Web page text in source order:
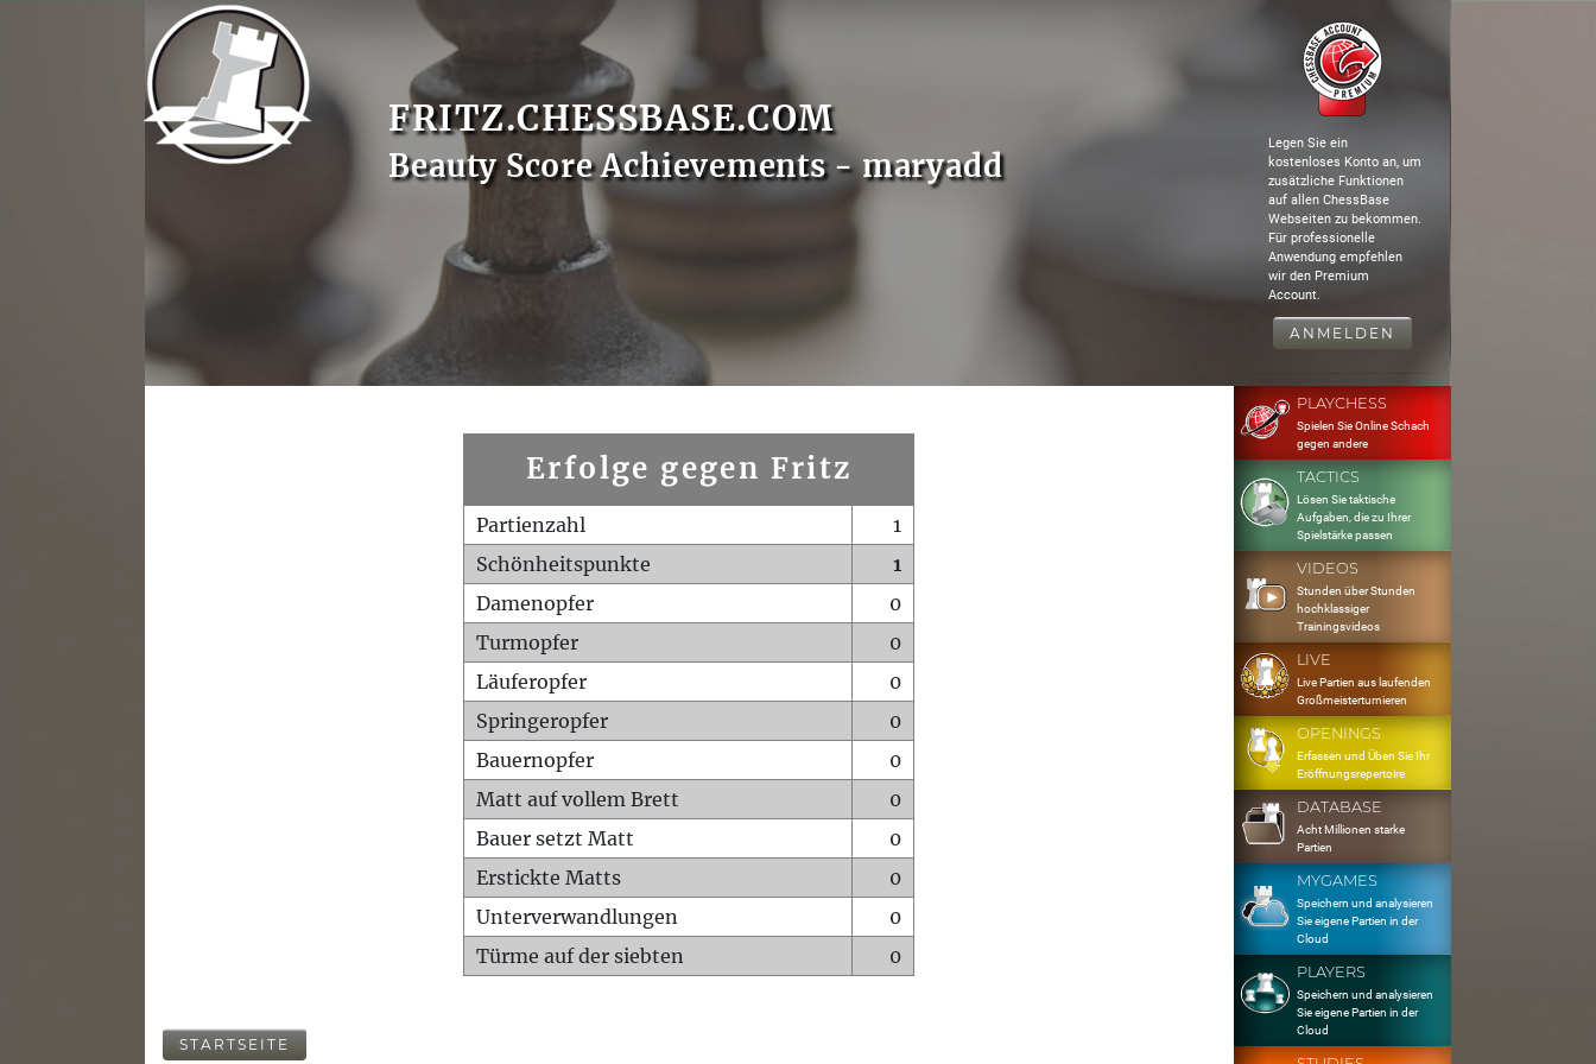
FRITZ.CHESSBASE.COM
Beauty Score Achievements - maryadd
Legen Sie ein
kostenloses Konto an, um
zusätzliche Funktionen
auf allen ChessBase
Webseiten zu bekommen.
Für professionelle
Anwendung empfehlen
wir den Premium
Account.
ANMELDEN
Erfolge gegen Fritz
Partienzahl
1
Schönheitspunkte
1
Damenopfer
0
Turmopfer
0
Läuferopfer
0
Springeropfer
0
Bauernopfer
0
Matt auf vollem Brett
0
Bauer setzt Matt
0
Erstickte Matts
0
Unterverwandlungen
0
Türme auf der siebten
0
STARTSEITE
PLAYCHESS
Spielen Sie Online Schach
gegen andere
TACTICS
Lösen Sie taktische
Aufgaben, die zu Ihrer
Spielstärke passen
VIDEOS
Stunden über Stunden
hochklassiger
Trainingsvideos
LIVE
Live Partien aus laufenden
Großmeisterturnieren
OPENINGS
Erfassen und Üben Sie Ihr
Eröffnungsrepertoire
DATABASE
Acht Millionen starke
Partien
MYGAMES
Speichern und analysieren
Sie eigene Partien in der
Cloud
PLAYERS
Speichern und analysieren
Sie eigene Partien in der
Cloud